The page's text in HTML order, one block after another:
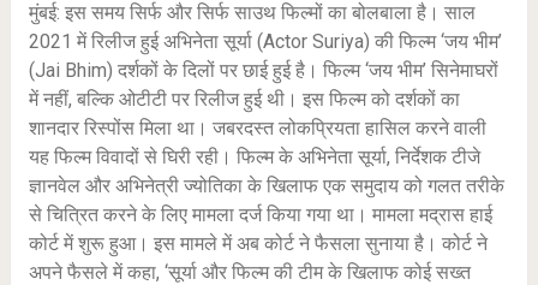
मुंबई: इस समय सिर्फ और सिर्फ साउथ फिल्मों का बोलबाला है। साल
2021 में रिलीज हुई अभिनेता सूर्या (Actor Suriya) की फिल्म ‘जय भीम’
(Jai Bhim) दर्शकों के दिलों पर छाई हुई है। फिल्म ‘जय भीम’ सिनेमाघरों
में नहीं, बल्कि ओटीटी पर रिलीज हुई थी। इस फिल्म को दर्शकों का
शानदार रिस्पोंस मिला था। जबरदस्त लोकप्रियता हासिल करने वाली
यह फिल्म विवादों से घिरी रही। फिल्म के अभिनेता सूर्या, निर्देशक टीजे
ज्ञानवेल और अभिनेत्री ज्योतिका के खिलाफ एक समुदाय को गलत तरीके
से चित्रित करने के लिए मामला दर्ज किया गया था। मामला मद्रास हाई
कोर्ट में शुरू हुआ। इस मामले में अब कोर्ट ने फैसला सुनाया है। कोर्ट ने
अपने फैसले में कहा, ‘सूर्या और फिल्म की टीम के खिलाफ कोई सख्त